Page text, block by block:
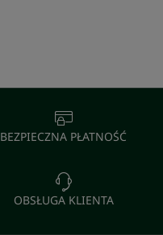
BEZPIECZNA PŁATNOŚĆ
OBSŁUGA KLIENTA